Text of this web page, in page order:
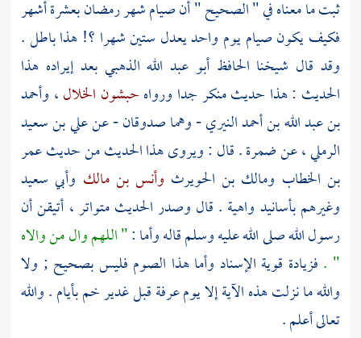
ثبت ما معناه في " الصحيح " أن صيام شهر رمضان بعشرة أشهر
فكيف يكون صيام يوم واحد يعدل ستين شهرا ؟! هذا باطل .
وقد قال شيخنا الحافظ أبو عبد الله الذهبيبعد إيراده هذا
الحديث : هذا حديث منكر جدا ورواهحبشون الخلال، وأحمد
بن عبد الله بن أحمد النيري- وهما صدوقان - عنعلي بن سعيد
الرملي، عنضمرة. قال : ويروى هذا الحديث من حديثعمر
بن الخطاب ومالك بن الحويرث وأنس بن مالك وأبي سعيد
وغيرهم بأسانيد واهية . قال وصدر الحديث متواتر ، أتيقن أن
رسول الله صلى الله عليه وسلم قاله وأما :" اللهم وال من والاه
" . فزيادة قوية الإسناد وأما هذا الصوم فليس بصحيح ; ولا
والله ما نزلت هذه الآية إلا يومعرفةقبلغدير خمبأيام . والله
تعالى أعلم .